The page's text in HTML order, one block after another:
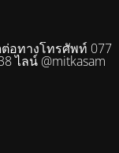
อทางโทรศัพท์ 077
ไลน์ @mitkasam